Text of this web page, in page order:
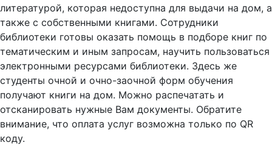
литературой, которая недоступна для выдачи на дом, а
также с собственными книгами. Сотрудники
библиотеки готовы оказать помощь в подборе книг по
тематическим и иным запросам, научить пользоваться
электронными ресурсами библиотеки. Здесь же
студенты очной и очно-заочной форм обучения
получают книги на дом. Можно распечатать и
отсканировать нужные Вам документы. Обратите
внимание, что оплата услуг возможна только по QR
коду.